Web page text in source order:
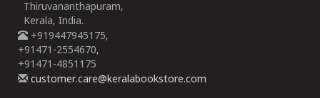
Thiruvananthapuram,
Kerala, India.
+919447945175,
+91471-2554670,
+91471-4851175
customer.care@keralabookstore.com